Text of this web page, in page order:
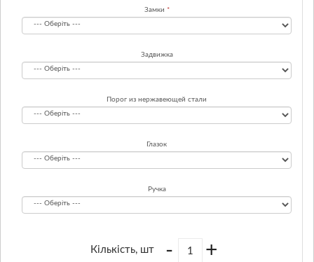
Замки
Задвижка
Порог из нержавеющей стали
Глазок
Ручка
Кількість, шт - +